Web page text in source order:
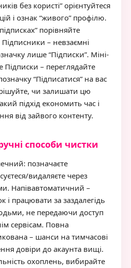
без користі” орієнтуйтеся
і ознак “живого” профілю.
порівняйте
– невзаємні
лише “Підписки”. Міні-
Підписки – переглядайте
“Підписатися” на вас
чи залишати цю
підхід економить час і
від зайвого контенту.
способи чистки
позначаєте
видаляєте через
Напівавтоматичний –
і працювати за заздалегідь
не передаючи доступ
сервісам. Повна
– шанси на тимчасові
довіри до акаунта вищі.
охоплень, вибирайте